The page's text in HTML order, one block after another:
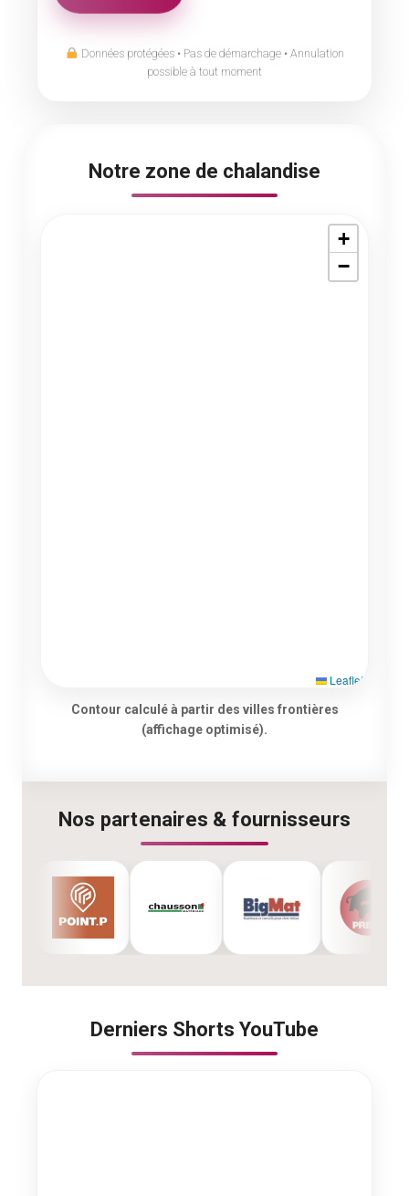
Données protégées • Pas de démarchage • Annulation
possible à tout moment
Notre zone de chalandise
+
−
Leaflet
Contour calculé à partir des villes frontières
(affichage optimisé).
Nos partenaires & fournisseurs
Derniers Shorts YouTube